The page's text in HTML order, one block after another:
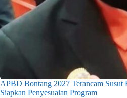
APBD Bontang 2027 Terancam Susut
Siapkan Penyesuaian Program